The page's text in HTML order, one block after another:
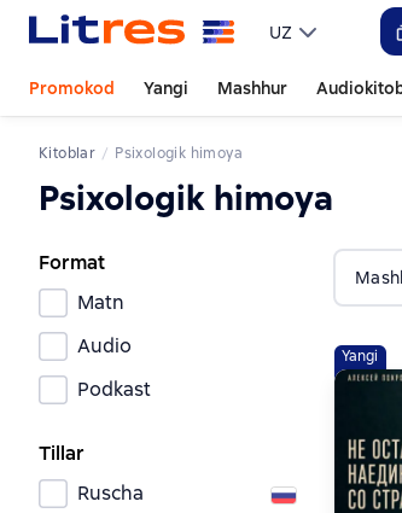
UZ
Promokod Yangi Mashhur
Kitoblar Psixologik himoya
Psixologik himoya
Format
Matn
Audio
Podkast
Tillar
Ruscha
Yangi